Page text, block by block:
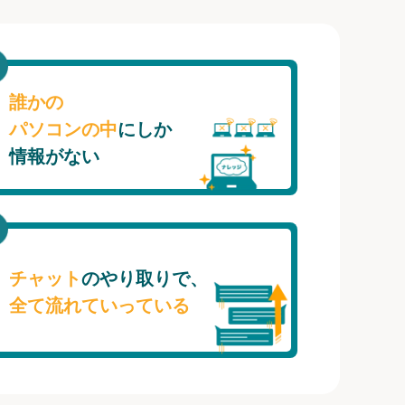
誰かの
パソコンの中にしか
情報がない
チャットのやり取りで、
全て流れていっている